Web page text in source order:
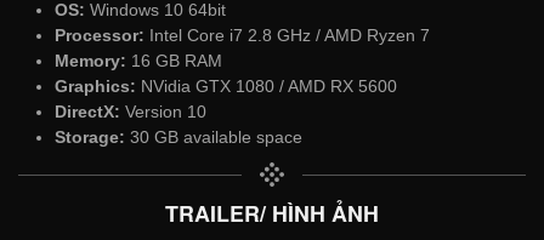
OS: Windows 10 64bit
Processor: Intel Core i7 2.8 GHz / AMD Ryzen 7
Memory: 16 GB RAM
Graphics: NVidia GTX 1080 / AMD RX 5600
DirectX: Version 10
Storage: 30 GB available space
TRAILER/ HÌNH ẢNH